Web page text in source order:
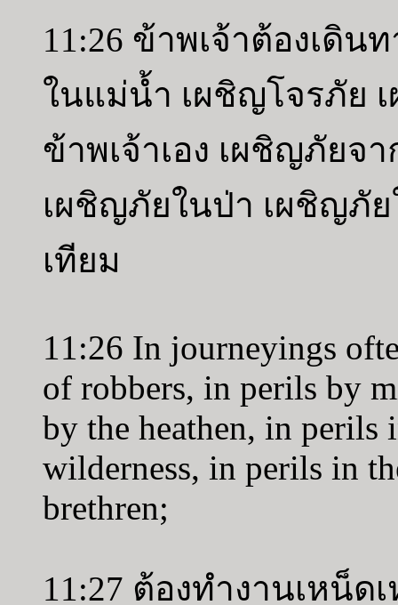
11:26 ข้าพเจ้าต้องเดิ
ในแม่น้ำ เผชิญโจรภัย
ข้าพเจ้าเอง เผชิญภัยจ
เผชิญภัยในป่า เผชิญภั
เทียม
11:26 In journeyings
of robbers, in perils by
by the heathen, in
wilderness, in perils in
brethren;
11:27 ต้องทำงานเหน็